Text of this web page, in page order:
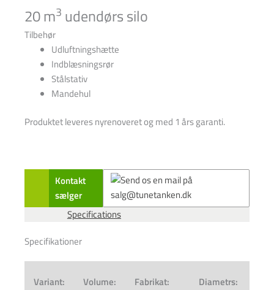
20 m3 udendørs silo
Tilbehør
Udluftningshætte
Indblæsningsrør
Stålstativ
Mandehul
Produktet leveres nyrenoveret og med 1 års garanti.
Kontakt
sælger
Specifications
Specifikationer
Variant: Volume: Fabrikat: Diametrs: